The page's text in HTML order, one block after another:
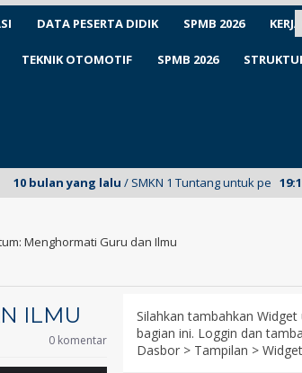
DATA PESERTA DIDIK SPMB 2026
TEKNIK OTOMOTIF SPMB 2026
19:
yang lalu/ SMKN 1 Tuntang untuk pertama kalinya
Menghormati Guru dan Ilmu
ILMU
0 komentar
Silahkan tambahkan
bagian ini. Loggin dan
Dasbor > Tampilan > Widget